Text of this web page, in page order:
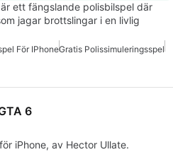
ett fängslande polisbilspel där
jagar brottslingar i en livlig
För IPhoneGratis Polissimuleringsspel
6
iPhone, av Hector Ullate.